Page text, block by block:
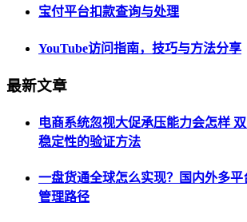
宝付平台扣款查询与处理
YouTube访问指南，技巧与方法分享
最新文章
电商系统忽视大促承压能力会怎样
稳定性的验证方法
一盘货通全球怎么实现？国内外多
管理路径